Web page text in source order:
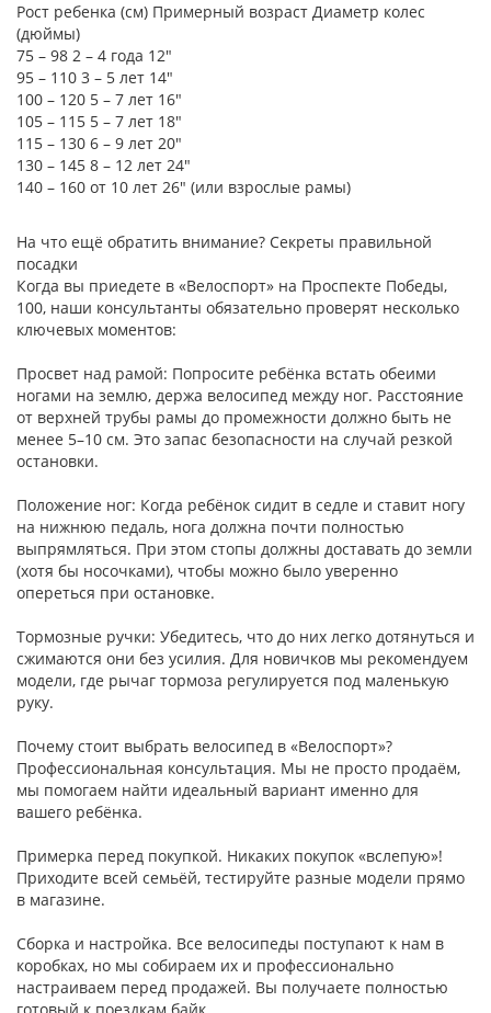
Рост ребенка (см) Примерный возраст Диаметр колес
(дюймы)
75 – 98 2 – 4 года 12"
95 – 110 3 – 5 лет 14"
100 – 120 5 – 7 лет 16"
105 – 115 5 – 7 лет 18"
115 – 130 6 – 9 лет 20"
130 – 145 8 – 12 лет 24"
140 – 160 от 10 лет 26" (или взрослые рамы)
На что ещё обратить внимание? Секреты правильной
посадки
Когда вы приедете в «Велоспорт» на Проспекте Победы,
100, наши консультанты обязательно проверят несколько
ключевых моментов:
Просвет над рамой: Попросите ребёнка встать обеими
ногами на землю, держа велосипед между ног. Расстояние
от верхней трубы рамы до промежности должно быть не
менее 5–10 см. Это запас безопасности на случай резкой
остановки.
Положение ног: Когда ребёнок сидит в седле и ставит ногу
на нижнюю педаль, нога должна почти полностью
выпрямляться. При этом стопы должны доставать до земли
(хотя бы носочками), чтобы можно было уверенно
опереться при остановке.
Тормозные ручки: Убедитесь, что до них легко дотянуться и
сжимаются они без усилия. Для новичков мы рекомендуем
модели, где рычаг тормоза регулируется под маленькую
руку.
Почему стоит выбрать велосипед в «Велоспорт»?
Профессиональная консультация. Мы не просто продаём,
мы помогаем найти идеальный вариант именно для
вашего ребёнка.
Примерка перед покупкой. Никаких покупок «вслепую»!
Приходите всей семьёй, тестируйте разные модели прямо
в магазине.
Сборка и настройка. Все велосипеды поступают к нам в
коробках, но мы собираем их и профессионально
настраиваем перед продажей. Вы получаете полностью